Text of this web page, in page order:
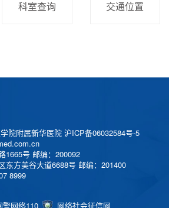
科室查询 交通位置
院附属新华医院 沪ICP备06032584号-5
1665号 邮编：200092
东方美谷大道6688号 邮编：201400
8999
警网络110 网络社会征信网